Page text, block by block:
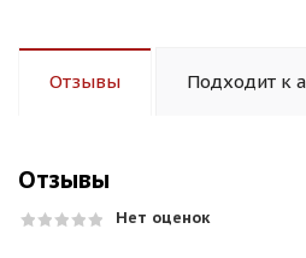
Отзывы Подходит к
Отзывы
Нет оценок